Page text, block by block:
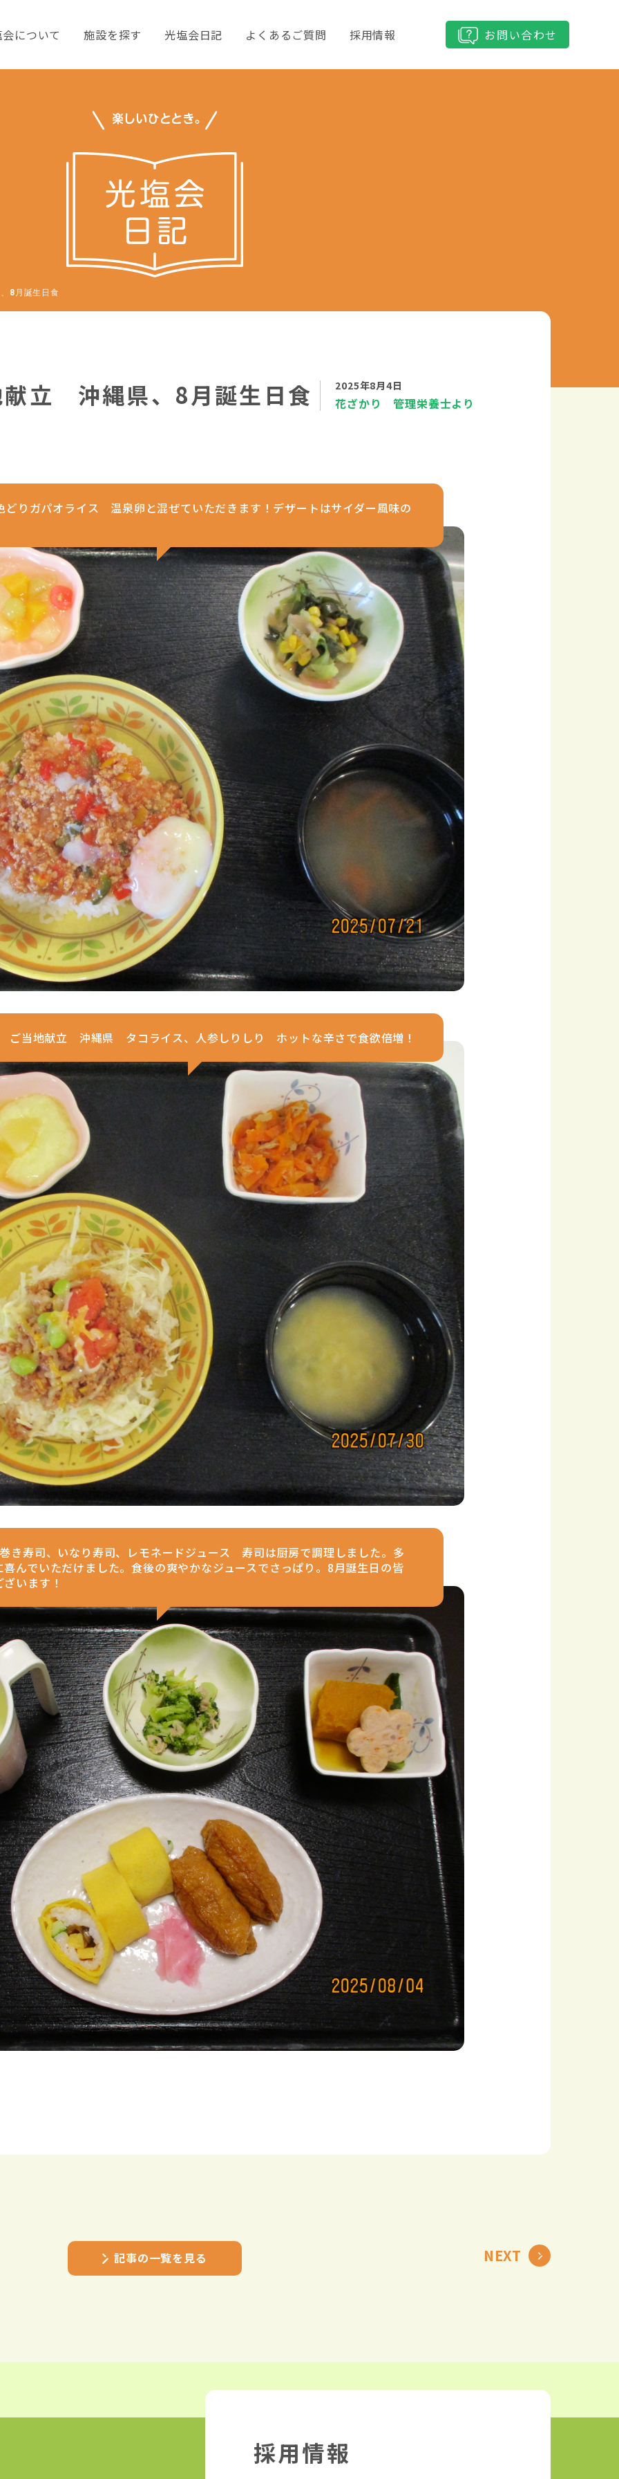
について 施設を探す 光塩会日記 よくあるご質問 採用情報 お問い合わせ
8月誕生日食
献立 沖縄県、8月誕生日食 2025年8月4日
花ざかり 管理栄養士より
ガパオライス 温泉卵と混ぜていただきます！デザートはサイダー風味の
当地献立 沖縄県 タコライス、人参しりしり ホットな辛さで食欲倍増！
き寿司、いなり寿司、レモネードジュース 寿司は厨房で調理しました。多
んでいただけました。食後の爽やかなジュースでさっぱり。8月誕生日の皆
います！
記事の一覧を見る NEXT
採用情報